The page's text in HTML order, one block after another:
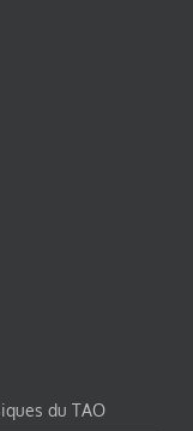
du TAO